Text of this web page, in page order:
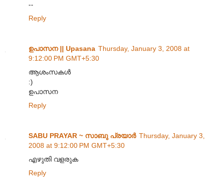
--
Reply
ഉപാസന || Upasana Thursday, January 3, 2008 at
9:12:00 PM GMT+5:30
ആശംസകള്‍
:)
ഉപാസന
Reply
SABU PRAYAR ~ സാബു പ്രയാര്‍ Thursday, January 3,
2008 at 9:12:00 PM GMT+5:30
എഴുതി വളരുക
Reply